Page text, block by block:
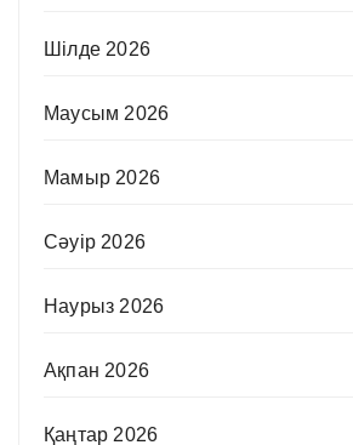
Шілде 2026
Маусым 2026
Мамыр 2026
Сәуір 2026
Наурыз 2026
Ақпан 2026
Қаңтар 2026